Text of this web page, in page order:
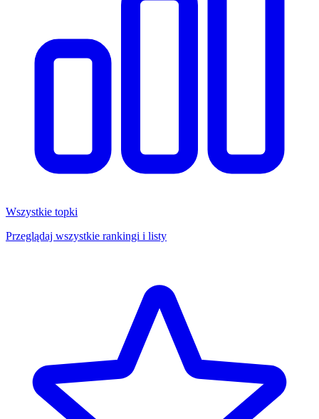
Wszystkie topki
Przeglądaj wszystkie rankingi i listy